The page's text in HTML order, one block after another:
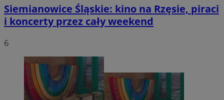
Siemianowice Śląskie: kino na Rzęsie, piraci
i koncerty przez cały weekend
6